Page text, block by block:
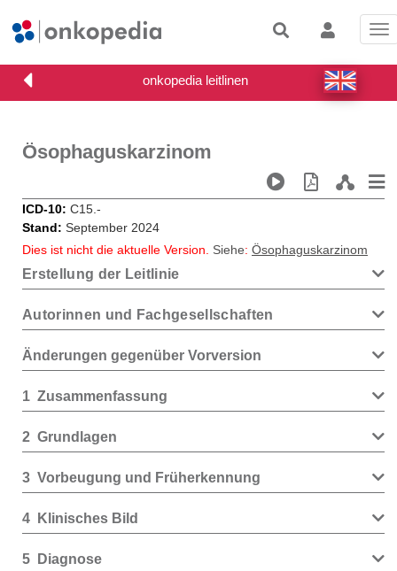
Ösophaguskarzinom
ICD-10 C15.-
Stand
September 2024
Dies ist nicht die aktuelle Version.
Siehe: Ösophaguskarzinom
Erstellung der Leitlinie
Autorinnen und Fachgesellschaften
Änderungen gegenüber Vorversion
1 Zusammenfassung
2 Grundlagen
3 Vorbeugung und Früherkennung
4 Klinisches Bild
5 Diagnose